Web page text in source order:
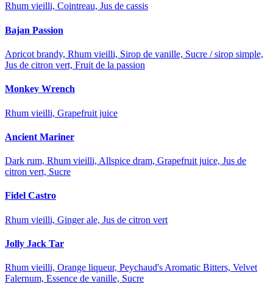
Rhum vieilli, Cointreau, Jus de cassis
Bajan Passion
Apricot brandy, Rhum vieilli, Sirop de vanille, Sucre / sirop simple,
Jus de citron vert, Fruit de la passion
Monkey Wrench
Rhum vieilli, Grapefruit juice
Ancient Mariner
Dark rum, Rhum vieilli, Allspice dram, Grapefruit juice, Jus de
citron vert, Sucre
Fidel Castro
Rhum vieilli, Ginger ale, Jus de citron vert
Jolly Jack Tar
Rhum vieilli, Orange liqueur, Peychaud's Aromatic Bitters, Velvet
Falernum, Essence de vanille, Sucre